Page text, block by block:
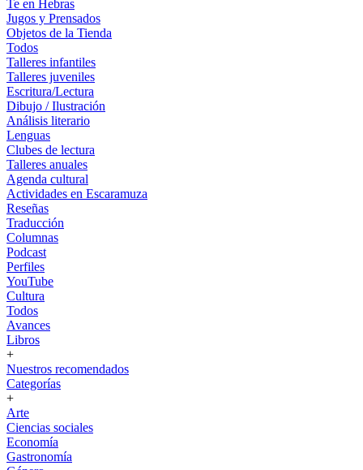
Te en Hebras
Jugos y Prensados
Objetos de la Tienda
Todos
Talleres infantiles
Talleres juveniles
Escritura/Lectura
Dibujo / Ilustración
Análisis literario
Lenguas
Clubes de lectura
Talleres anuales
Agenda cultural
Actividades en Escaramuza
Reseñas
Traducción
Columnas
Podcast
Perfiles
YouTube
Cultura
Todos
Avances
Libros
+
Nuestros recomendados
Categorías
+
Arte
Ciencias sociales
Economía
Gastronomía